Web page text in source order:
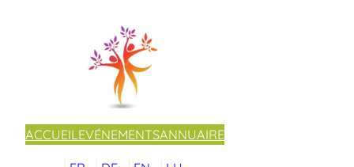
ACCUEILEVÉNEMENTSANNUAIRE